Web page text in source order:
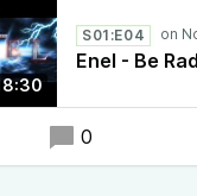
degli dèi. Ma
Enel per la sua
poteri...
S01:E04
Enel - Be
0